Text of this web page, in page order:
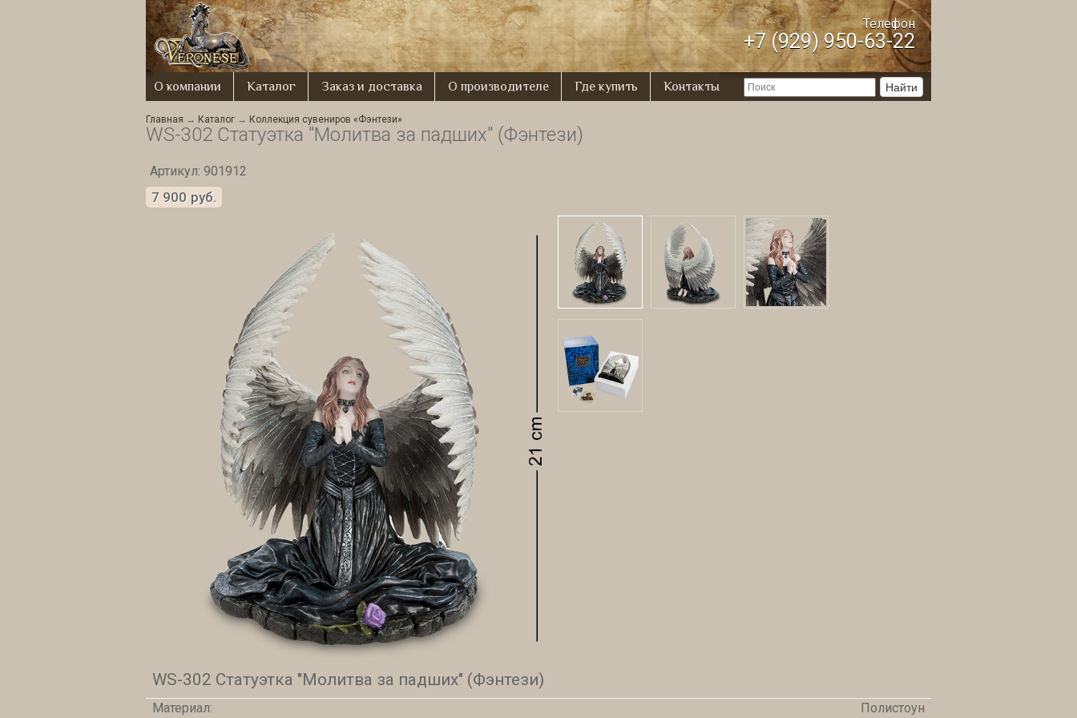
Телефон
+7 (929) 950-63-22
О компании Каталог Заказ и доставка О производителе Где купить Контакты
Главная → Каталог → Коллекция сувениров «Фэнтези»
WS-302 Статуэтка "Молитва за падших" (Фэнтези)
Артикул: 901912
7 900 руб.
WS-302 Статуэтка "Молитва за падших" (Фэнтези)
Материал: Полистоун